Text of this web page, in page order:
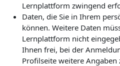
Lernplattform zwingend
Daten, die Sie in Ihrem
können. Weitere Daten
Lernplattform nicht
Ihnen frei, bei der
Profilseite weitere